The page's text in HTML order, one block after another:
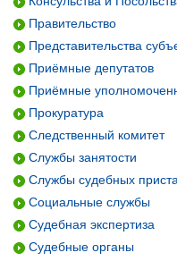
Правительство
Представительства
Приёмные депутатов
Приёмные
Прокуратура
Следственный комитет
Службы занятости
Службы судебных
Социальные службы
Судебная экспертиза
Судебные органы